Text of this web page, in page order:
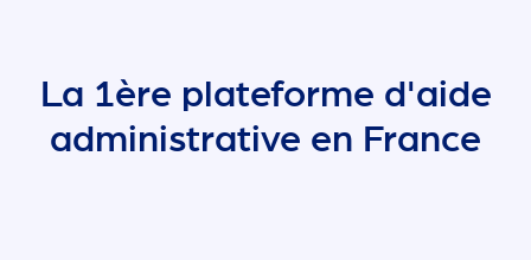
La 1ère plateforme d'aide
administrative en France